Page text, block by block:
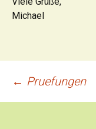
Michael
Beitrags-
← Pruefungen